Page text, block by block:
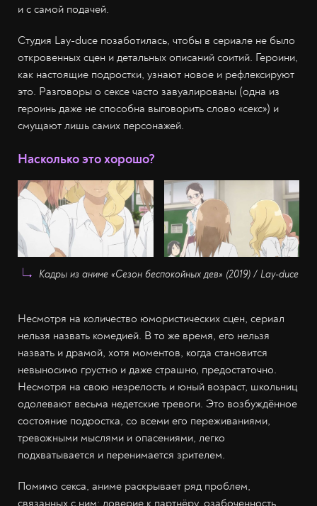
и с самой подачей.
Студия Lay-duce позаботилась, чтобы в сериале не было
откровенных сцен и детальных описаний соитий. Героини,
как настоящие подростки, узнают новое и рефлексируют
это. Разговоры о сексе часто завуалированы (одна из
героинь даже не способна выговорить слово «секс») и
смущают лишь самих персонажей.
Насколько это хорошо?
Кадры из аниме «Сезон беспокойных дев» (2019) / Lay-duce
Несмотря на количество юмористических сцен, сериал
нельзя назвать комедией. В то же время, его нельзя
назвать и драмой, хотя моментов, когда становится
невыносимо грустно и даже страшно, предостаточно.
Несмотря на свою незрелость и юный возраст, школьниц
одолевают весьма недетские тревоги. Это возбуждённое
состояние подростка, со всеми его переживаниями,
тревожными мыслями и опасениями, легко
подхватывается и перенимается зрителем.
Помимо секса, аниме раскрывает ряд проблем,
связанных с ним: доверие к партнёру, озабоченность